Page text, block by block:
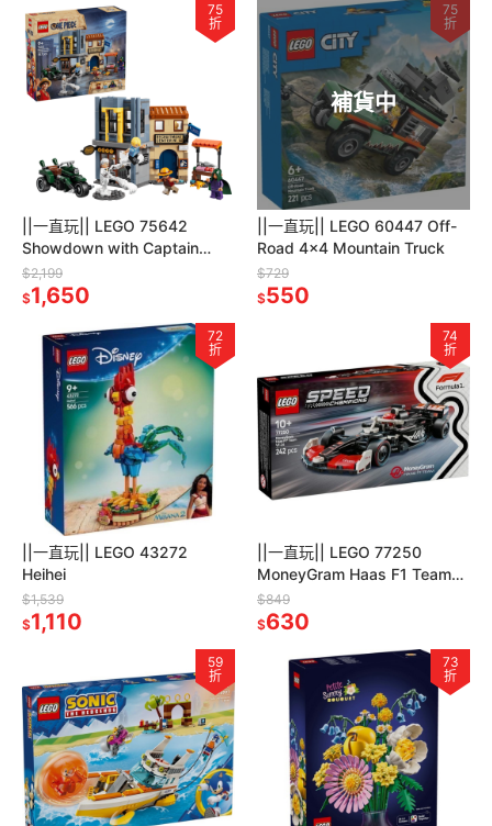
75
折
||一直玩|| LEGO 75642
Showdown with Captain
Smoker
$2,199
$1,650
補貨中
75
折
||一直玩|| LEGO 60447 Off-
Road 4x4 Mountain Truck
$729
$550
72
折
||一直玩|| LEGO 43272
Heihei
$1,539
$1,110
74
折
||一直玩|| LEGO 77250
MoneyGram Haas F1 Team
VF-24 Race Car
$849
$630
59
折
73
折